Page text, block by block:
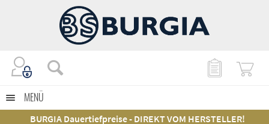
MENÜ
BURGIA Dauertiefpreise - DIREKT VOM HERSTELLER!